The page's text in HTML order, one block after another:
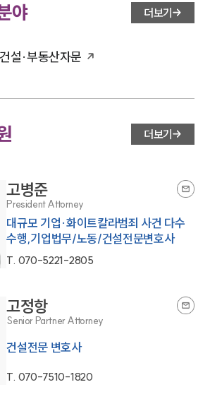
야 더보기
설·부동산자문
더보기
고병준
President Attorney
대규모 기업·화이트칼라범죄 사건 다수
수행,기업법무/노동/건설전문변호사
T. 070-5221-2805
고정항
Senior Partner Attorney
건설전문 변호사
T. 070-7510-1820